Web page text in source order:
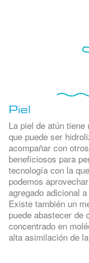
Piel
La piel de atún
que puede ser
acompañar con
beneficiosos para
tecnología con la
podemos
agregado adicional
Existe también un
puede abastecer de
concentrado en
alta asimilación de